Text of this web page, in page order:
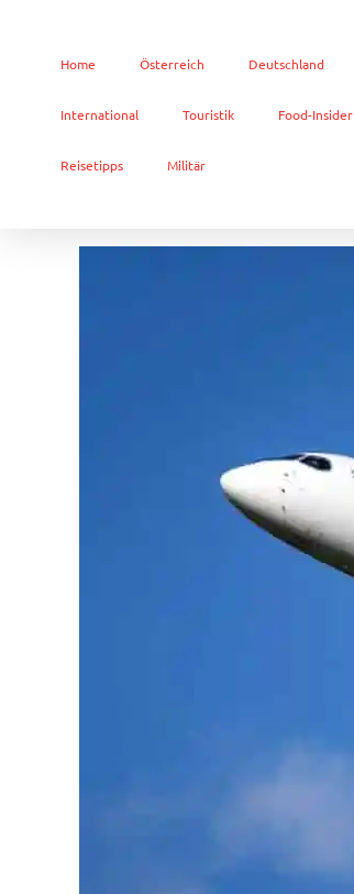
Home Österreich Deutschland
International Touristik Food-Insider
Reisetipps Militär